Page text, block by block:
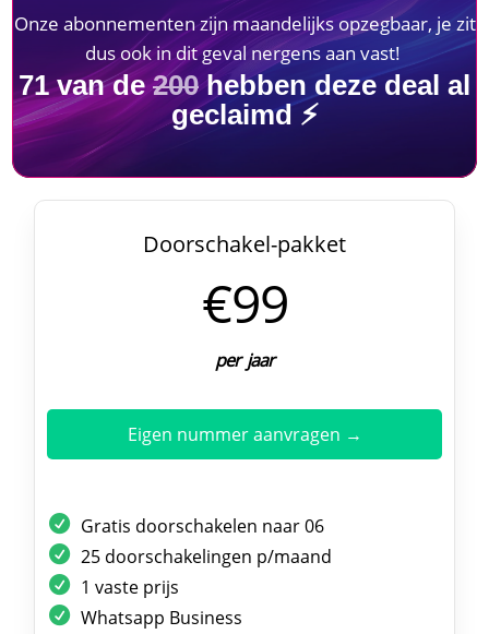
Onze abonnementen zijn maandelijks opzegbaar, je zit
dus ook in dit geval nergens aan vast!
71van de200hebben deze deal al
geclaimd ⚡
Doorschakel-pakket
€99
per jaar
Eigen nummer aanvragen →
Gratis doorschakelen naar 06
25 doorschakelingen p/maand
1 vaste prijs
Whatsapp Business